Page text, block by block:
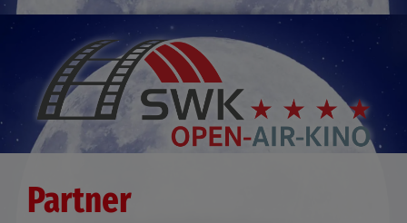
Partner